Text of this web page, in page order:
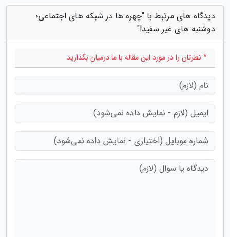
دیدگاه های مرتبط با "چهره ها در شبکه های اجتماعی؛
دوشنبه های غیر سفید!"
* نظرتان را در مورد این مقاله با ما درمیان بگذارید